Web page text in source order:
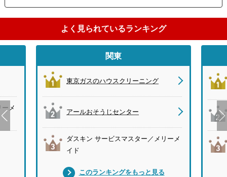
よく見られているランキング
メ
関東
東京ガスのハウスクリーニング
アールおそうじセンター
ダスキン サービスマスター／メリーメ
イド
このランキングをもっと見る